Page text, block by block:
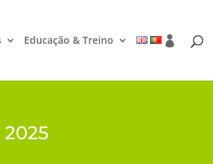
Educação & Treino